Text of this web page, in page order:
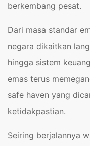
berkembang pesat.
Dari masa standar
negara dikaitkan
hingga sistem
emas terus
safe haven yang
ketidakpastian.
Seiring berjalannya